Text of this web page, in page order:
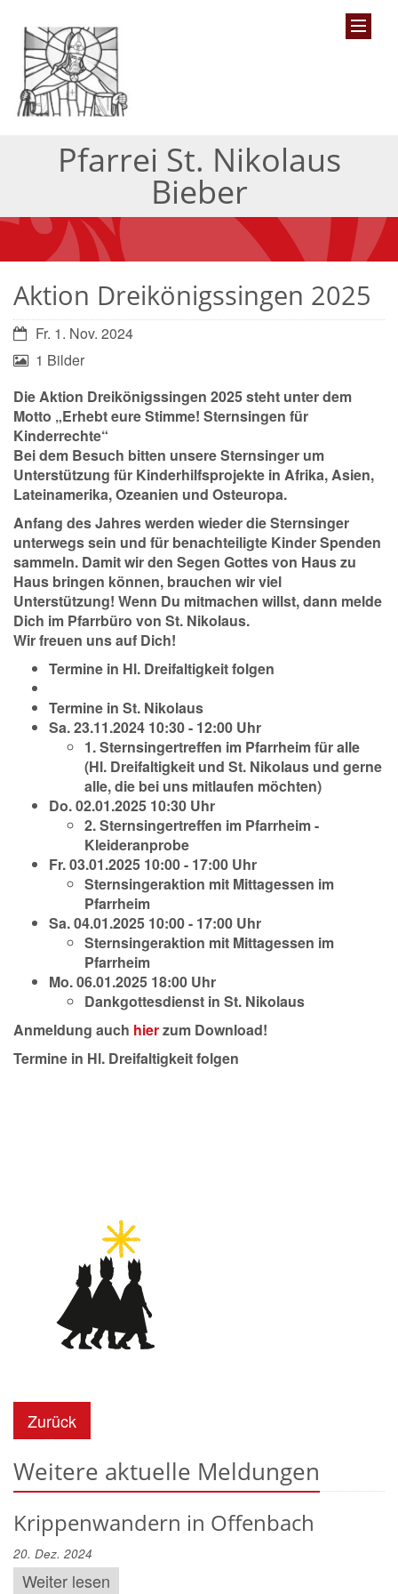
Pfarrei St. Nikolaus
Bieber
Aktion Dreikönigssingen 2025
Fr. 1. Nov. 2024
1 Bilder
Die Aktion Dreikönigssingen 2025 steht unter dem
Motto „Erhebt eure Stimme! Sternsingen für
Kinderrechte“
Bei dem Besuch bitten unsere Sternsinger um
Unterstützung für Kinderhilfsprojekte in Afrika, Asien,
Lateinamerika, Ozeanien und Osteuropa.
Anfang des Jahres werden wieder die Sternsinger
unterwegs sein und für benachteiligte Kinder Spenden
sammeln. Damit wir den Segen Gottes von Haus zu
Haus bringen können, brauchen wir viel
Unterstützung! Wenn Du mitmachen willst, dann melde
Dich im Pfarrbüro von St. Nikolaus.
Wir freuen uns auf Dich!
Termine in Hl. Dreifaltigkeit folgen
Termine in St. Nikolaus
Sa. 23.11.2024 10:30 - 12:00 Uhr
1. Sternsingertreffen im Pfarrheim für alle
(Hl. Dreifaltigkeit und St. Nikolaus und gerne
alle, die bei uns mitlaufen möchten)
Do. 02.01.2025 10:30 Uhr
2. Sternsingertreffen im Pfarrheim -
Kleideranprobe
Fr. 03.01.2025 10:00 - 17:00 Uhr
Sternsingeraktion mit Mittagessen im
Pfarrheim
Sa. 04.01.2025 10:00 - 17:00 Uhr
Sternsingeraktion mit Mittagessen im
Pfarrheim
Mo. 06.01.2025 18:00 Uhr
Dankgottesdienst in St. Nikolaus
Anmeldung auch hierzum Download!
Termine in Hl. Dreifaltigkeit folgen
Zurück
Weitere aktuelle Meldungen
Krippenwandern in Offenbach
20. Dez. 2024
Weiter lesen